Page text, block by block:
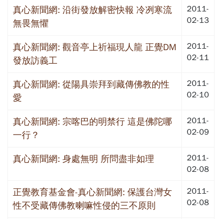
真心新聞網: 沿街發放解密快報 冷冽寒流
無畏無懼
2011-
02-13
真心新聞網: 觀音亭上祈福現人龍 正覺DM
發放訪義工
2011-
02-11
真心新聞網: 從陽具崇拜到藏傳佛教的性
愛
2011-
02-10
真心新聞網: 宗喀巴的明禁行 這是佛陀哪
一行？
2011-
02-09
真心新聞網: 身處無明 所問盡非如理
2011-
02-08
正覺教育基金會-真心新聞網: 保護台灣女
性不受藏傳佛教喇嘛性侵的三不原則
2011-
02-08